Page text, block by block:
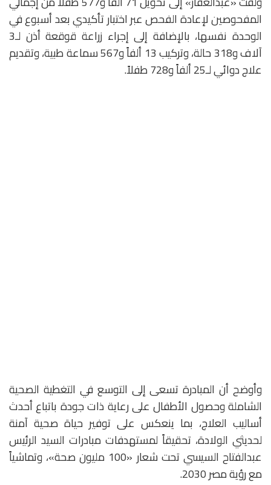
المفحوصين لإعادة الفحص عبر اختبار تأكيدي بعد أسبوع في
الوحدة نفسها، بالإضافة إلى إجراء زراعة قوقعة أذن لـ3
آلاف و318 حالة، وتركيب 13 ألفاً و567 سماعة طبية، وتقديم
علاج دوائي لـ25 ألفاً و728 طفلاً.
وأوضح أن المبادرة تسعى إلى التوسع في التغطية الصحية
الشاملة وحصول الأطفال على رعاية ذات جودة باتباع أحدث
أساليب العلاج، بما ينعكس على توفير حياة صحية آمنة
لحديثي الولادة، تحقيقاً لمستهدفات مبادرات السيد الرئيس
عبدالفتاح السيسي تحت شعار «100 مليون صحة»، وتماشياً
مع رؤية مصر 2030.